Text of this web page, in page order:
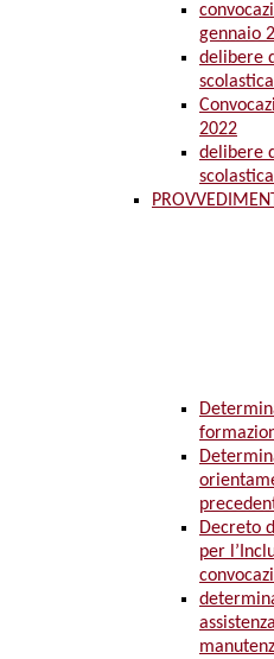
gennaio
delibere
2022
delibere
Decreto
per